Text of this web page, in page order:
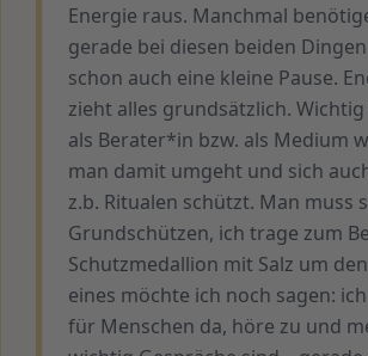
Energie raus. Manchmal
gerade bei diesen beiden
schon auch eine kleine Pause.
zieht alles grundsätzlich.
als Berater*in bzw. als Medium
man damit umgeht und sich
z.b. Ritualen schützt. Man muss
Grundschützen, ich trage zum
Schutzmedallion mit Salz um
eines möchte ich noch sagen:
für Menschen da, höre zu und